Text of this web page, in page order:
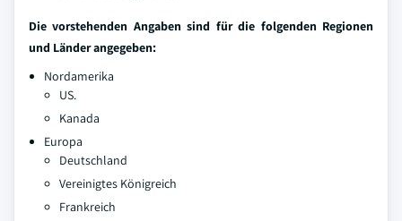
Die vorstehenden Angaben sind für die folgenden Regionen
und Länder angegeben:
Nordamerika
US.
Kanada
Europa
Deutschland
Vereinigtes Königreich
Frankreich